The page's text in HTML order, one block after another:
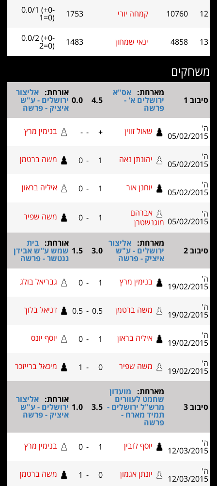
10760 קמחה יורי 1753
0.0/1 (+0-
1=0)
4858 ינאי שמחון 1483
0.0/2 (+0-
2=0)
1
מארחת:אס"א
ירושלים א' -
פרשה
4.5
0.0
אורחת:אליצור
ירושלים - ע"ש
איציק - פרשה
05/02/ שאול זווין - בנימין מרץ
05/02/ יהונתן נאה משה ברטמן
05/02/ יוחנן אור איליה בראון
05/02/
אברהם
מוגנשטרן
משה שפיר
2
מארחת:אליצור
ירושלים - ע"ש
איציק - פרשה
3.0
1.5
אורחת:בית
שמש ע''ש אבידן
גנטשר - פרשה
19/02/ בנימין מרץ גבריאל בולג
19/02/ משה ברטמן 0.5
-
0.5 דניאל בלוך
19/02/ איליה בראון יוסף יונס
19/02/ משה שפיר - מיכאל ברייזכר
3
מארחת:מועדון
שחמט לעוורים
מרש"ל ירושלים -
תמיד מארח -
פרשה
3.5
1.0
אורחת:אליצור
ירושלים - ע"ש
איציק - פרשה
12/03/ יוסף לובין בנימין מרץ
12/03/ יונתן אגמון - משה ברטמן